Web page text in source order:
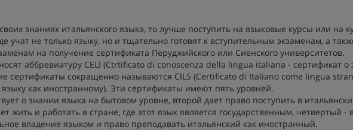
знаниях итальянского языка, то лучше поступить на языковые курсы или на
учат не только языку, но и тщательно готовят к вступительным экзаменам, а
на получение сертификата Перуджийского или Сиенского университетов.
аббревиатуру CELI (Ctrtificato di conoscenza della lingua italiana - сертификат о
сертификаты сокращенно называются CILS (Certificato di Italiano come lingua
как иностранному). Эти сертификаты имеют пять уровней.
о знании языка на бытовом уровне, второй дает право поступить в
жить и работать в стране, где этот язык является государственным, четвертый
владение языком и право преподавать итальянский как иностранный.